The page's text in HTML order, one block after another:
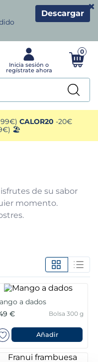
Descargar
×
0
CALOR20 -20€
🏖️
de su sabor
momento.
a dados
€
Bolsa 300 g
Añadir